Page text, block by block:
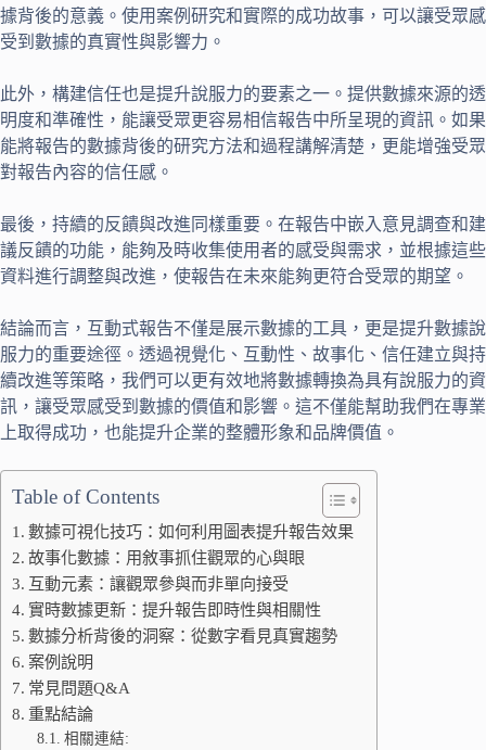
據背後的意義。使用案例研究和實際的成功故事，可以讓受眾感
受到數據的真實性與影響力。
此外，構建信任也是提升說服力的要素之一。提供數據來源的透
明度和準確性，能讓受眾更容易相信報告中所呈現的資訊。如果
能將報告的數據背後的研究方法和過程講解清楚，更能增強受眾
對報告內容的信任感。
最後，持續的反饋與改進同樣重要。在報告中嵌入意見調查和建
議反饋的功能，能夠及時收集使用者的感受與需求，並根據這些
資料進行調整與改進，使報告在未來能夠更符合受眾的期望。
結論而言，互動式報告不僅是展示數據的工具，更是提升數據說
服力的重要途徑。透過視覺化、互動性、故事化、信任建立與持
續改進等策略，我們可以更有效地將數據轉換為具有說服力的資
訊，讓受眾感受到數據的價值和影響。這不僅能幫助我們在專業
上取得成功，也能提升企業的整體形象和品牌價值。
Table of Contents
數據可視化技巧：如何利用圖表提升報告效果
故事化數據：用敘事抓住觀眾的心與眼
互動元素：讓觀眾參與而非單向接受
實時數據更新：提升報告即時性與相關性
數據分析背後的洞察：從數字看見真實趨勢
案例說明
常見問題Q&A
重點結論
相關連結: